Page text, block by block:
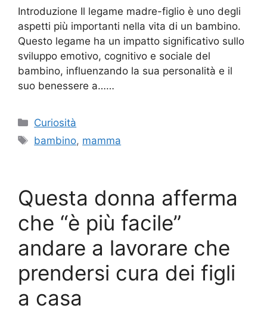
Introduzione Il legame madre-figlio è uno degli
aspetti più importanti nella vita di un bambino.
Questo legame ha un impatto significativo sullo
sviluppo emotivo, cognitivo e sociale del
bambino, influenzando la sua personalità e il
suo benessere a……
Categorie
Curiosità
Tag
bambino, mamma
Questa donna afferma
che “è più facile”
andare a lavorare che
prendersi cura dei figli
a casa